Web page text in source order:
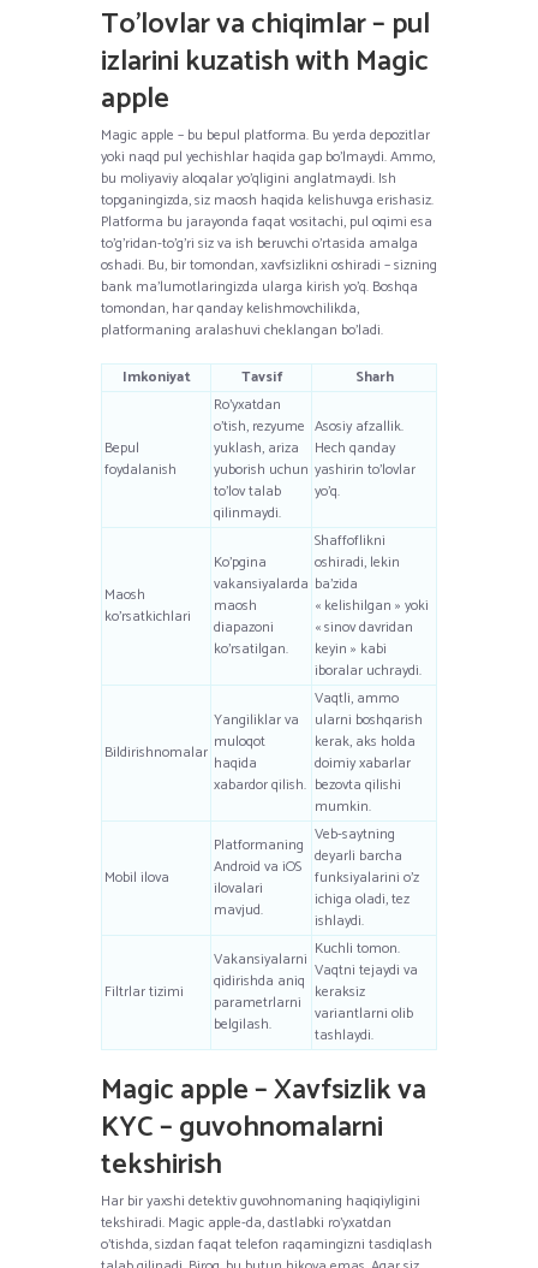
To’lovlar va chiqimlar – pul
izlarini kuzatish with Magic
apple
Magic apple – bu bepul platforma. Bu yerda depozitlar
yoki naqd pul yechishlar haqida gap bo’lmaydi. Ammo,
bu moliyaviy aloqalar yo’qligini anglatmaydi. Ish
topganingizda, siz maosh haqida kelishuvga erishasiz.
Platforma bu jarayonda faqat vositachi, pul oqimi esa
to’g’ridan-to’g’ri siz va ish beruvchi o’rtasida amalga
oshadi. Bu, bir tomondan, xavfsizlikni oshiradi – sizning
bank ma’lumotlaringizda ularga kirish yo’q. Boshqa
tomondan, har qanday kelishmovchilikda,
platformaning aralashuvi cheklangan bo’ladi.
Imkoniyat Tavsif Sharh
Bepul
foydalanish
Ro’yxatdan
o’tish, rezyume
yuklash, ariza
yuborish uchun
to’lov talab
qilinmaydi.
Asosiy afzallik.
Hech qanday
yashirin to’lovlar
yo’q.
Maosh
ko’rsatkichlari
Ko’pgina
vakansiyalarda
maosh
diapazoni
ko’rsatilgan.
Shaffoflikni
oshiradi, lekin
ba’zida
« kelishilgan » yoki
« sinov davridan
keyin » kabi
iboralar uchraydi.
Bildirishnomalar
Yangiliklar va
muloqot
haqida
xabardor qilish.
Vaqtli, ammo
ularni boshqarish
kerak, aks holda
doimiy xabarlar
bezovta qilishi
mumkin.
Mobil ilova
Platformaning
Android va iOS
ilovalari
mavjud.
Veb-saytning
deyarli barcha
funksiyalarini o’z
ichiga oladi, tez
ishlaydi.
Filtrlar tizimi
Vakansiyalarni
qidirishda aniq
parametrlarni
belgilash.
Kuchli tomon.
Vaqtni tejaydi va
keraksiz
variantlarni olib
tashlaydi.
Magic apple – Xavfsizlik va
KYC – guvohnomalarni
tekshirish
Har bir yaxshi detektiv guvohnomaning haqiqiyligini
tekshiradi. Magic apple-da, dastlabki ro’yxatdan
o’tishda, sizdan faqat telefon raqamingizni tasdiqlash